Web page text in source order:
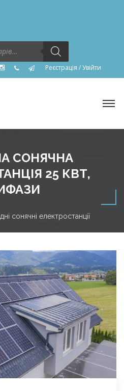
Реєстрація /Увійти
СОНЯЧНА
25 КВТ,
сонячні електростанції